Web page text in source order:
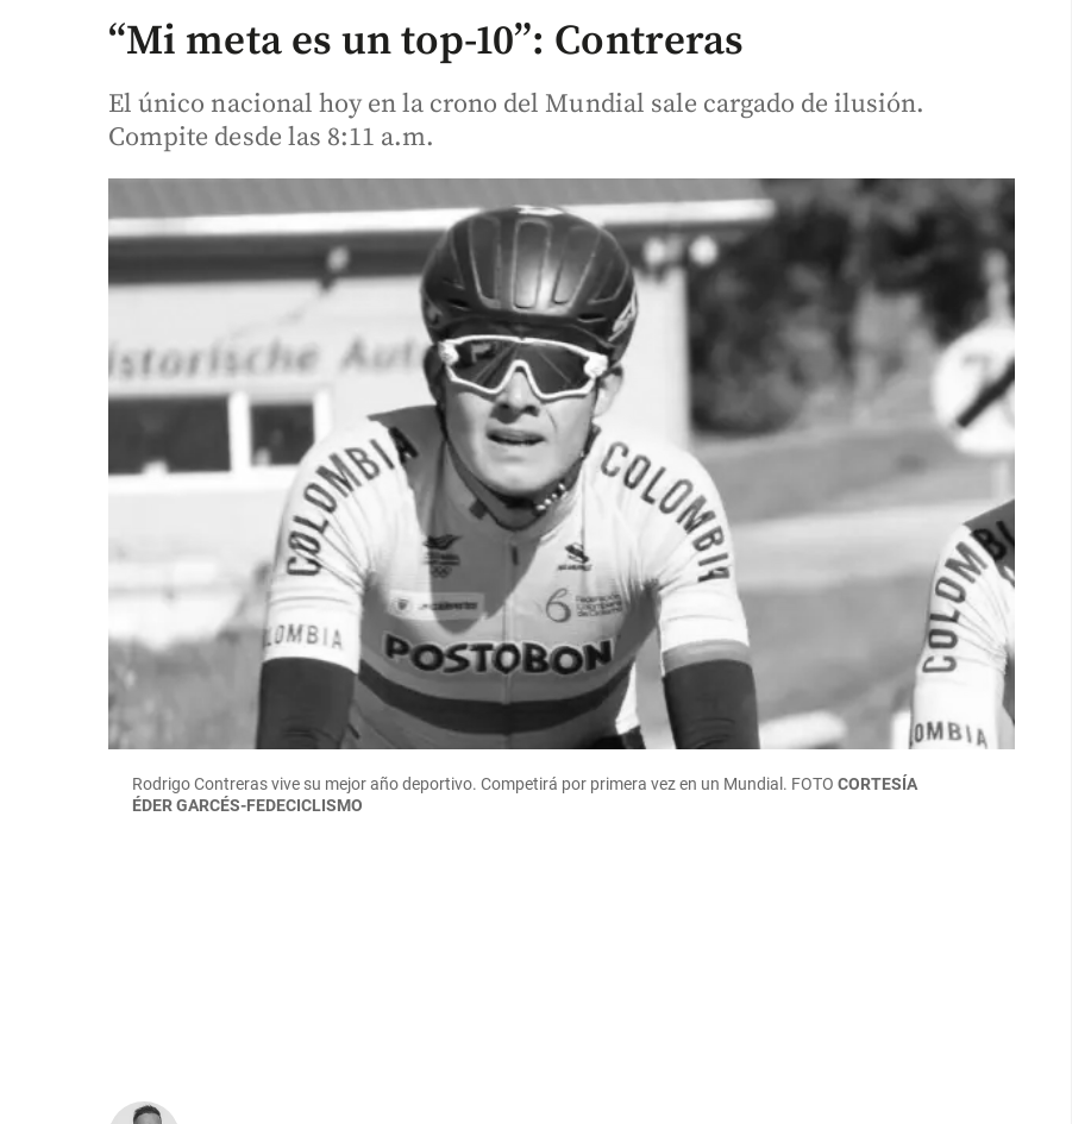
“Mi meta es un top-10”: Contreras
El único nacional hoy en la crono del Mundial sale cargado de ilusión.
Compite desde las 8:11 a.m.
Rodrigo Contreras vive su mejor año deportivo. Competirá por primera vez en un Mundial. FOTOCORTESÍA
ÉDER GARCÉS-FEDECICLISMO